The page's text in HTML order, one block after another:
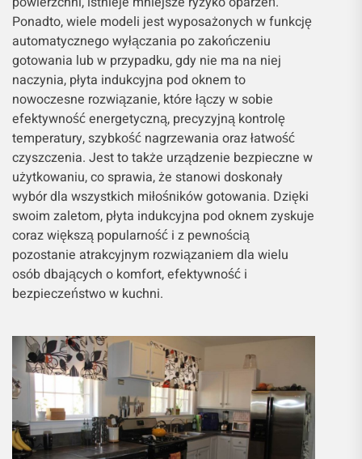
Ponadto, wiele modeli jest wyposażonych w funkcję
automatycznego wyłączania po zakończeniu
gotowania lub w przypadku, gdy nie ma na niej
naczynia, płyta indukcyjna pod oknem to
nowoczesne rozwiązanie, które łączy w sobie
efektywność energetyczną, precyzyjną kontrolę
temperatury, szybkość nagrzewania oraz łatwość
czyszczenia. Jest to także urządzenie bezpieczne w
użytkowaniu, co sprawia, że stanowi doskonały
wybór dla wszystkich miłośników gotowania. Dzięki
swoim zaletom, płyta indukcyjna pod oknem zyskuje
coraz większą popularność i z pewnością
pozostanie atrakcyjnym rozwiązaniem dla wielu
osób dbających o komfort, efektywność i
bezpieczeństwo w kuchni.